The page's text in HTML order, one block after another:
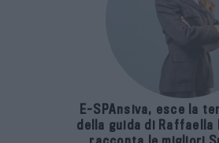
E-SPAnsiva, esce la
della guida di Raffaella